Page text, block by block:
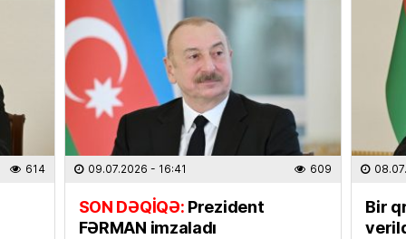
614 09.07.2026 - 16:41 609
SON DƏQİQƏ:Prezident
FƏRMAN imzaladı
Bir